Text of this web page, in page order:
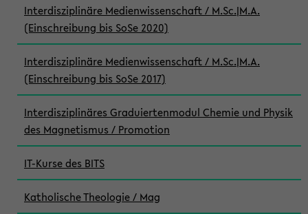
Interdisziplinäre Medienwissenschaft / M.Sc.|M.A.
(Einschreibung bis SoSe 2020)
Interdisziplinäre Medienwissenschaft / M.Sc.|M.A.
(Einschreibung bis SoSe 2017)
Interdisziplinäres Graduiertenmodul Chemie und Physik
des Magnetismus / Promotion
IT-Kurse des BITS
Katholische Theologie / Mag